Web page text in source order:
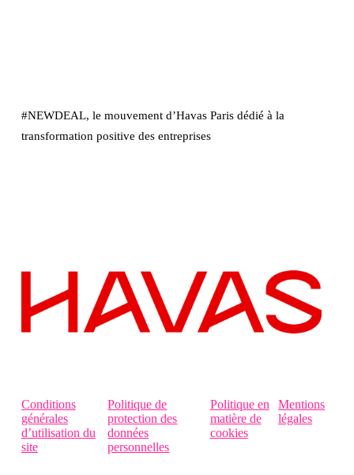
#NEWDEAL, le mouvement d’Havas Paris dédié à la
transformation positive des entreprises
Conditions
générales
d’utilisation du
site
Politique de
protection des
données
personnelles
Politique en
matière de
cookies
Mentions
légales